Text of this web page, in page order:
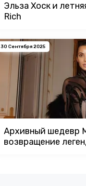
Эльза Хоск и
Rich
30 Сентября 2025
Архивный шедевр
возвращение